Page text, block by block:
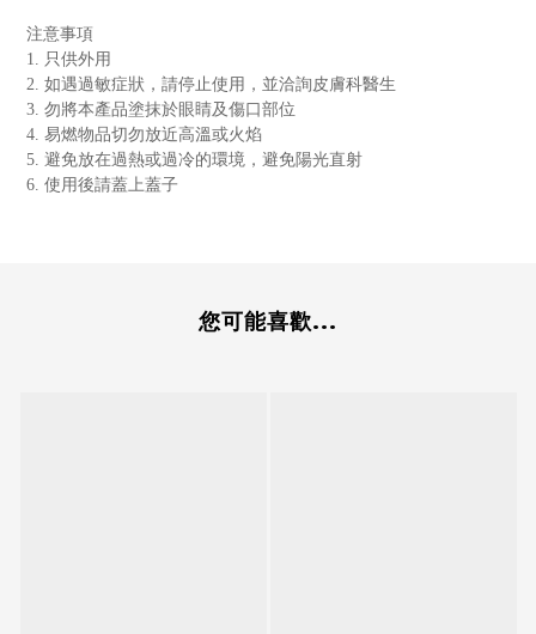
注意事項
1. 只供外用
2. 如遇過敏症狀，請停止使用，並洽詢皮膚科醫生
3. 勿將本產品塗抹於眼睛及傷口部位
4. 易燃物品切勿放近高溫或火焰
5. 避免放在過熱或過冷的環境，避免陽光直射
6. 使用後請蓋上蓋子
您可能喜歡...